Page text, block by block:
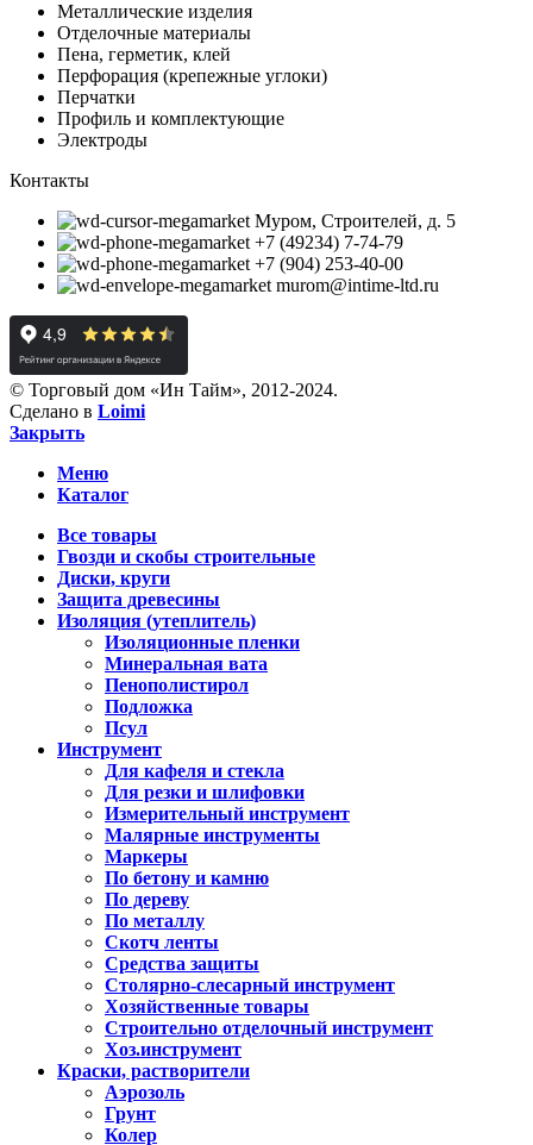
Металлические изделия
Отделочные материалы
Пена, герметик, клей
Перфорация (крепежные углоки)
Перчатки
Профиль и комплектующие
Электроды
Контакты
Муром, Строителей, д. 5
+7 (49234) 7-74-79
+7 (904) 253-40-00
murom@intime-ltd.ru
© Торговый дом «Ин Тайм», 2012-2024.
Сделано в Loimi
Закрыть
Меню
Каталог
Все товары
Гвозди и скобы строительные
Диски, круги
Защита древесины
Изоляция (утеплитель)
Изоляционные пленки
Минеральная вата
Пенополистирол
Подложка
Псул
Инструмент
Для кафеля и стекла
Для резки и шлифовки
Измерительный инструмент
Малярные инструменты
Маркеры
По бетону и камню
По дереву
По металлу
Скотч ленты
Средства защиты
Столярно-слесарный инструмент
Хозяйственные товары
Строительно отделочный инструмент
Хоз.инструмент
Краски, растворители
Аэрозоль
Грунт
Колер